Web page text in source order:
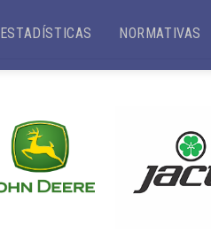
ESTADÍSTICAS NORMATIVAS